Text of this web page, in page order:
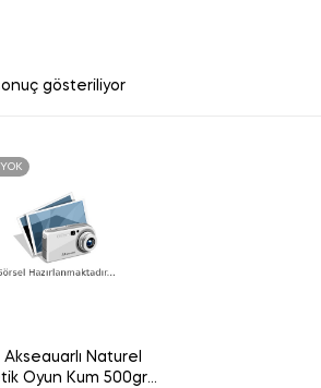
gösteriliyor
Akseauarlı Naturel
Oyun Kum 500gr